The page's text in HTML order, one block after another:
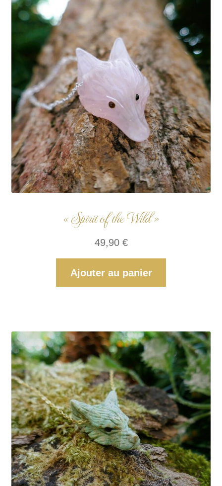
« Spirit of the Wild »
49,90 €
Ajouter au panier